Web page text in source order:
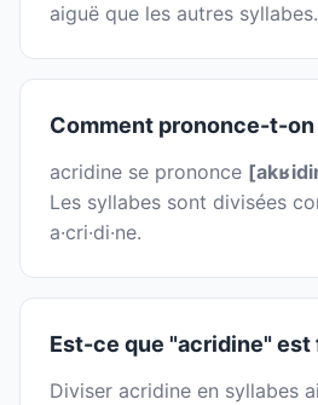
aiguë que les autres syllabes.
Comment prononce-t-
acridine se prononce
Les syllabes sont divisées
a·cri·di·ne.
Est-ce que "acridine" est
Diviser acridine en syllabes